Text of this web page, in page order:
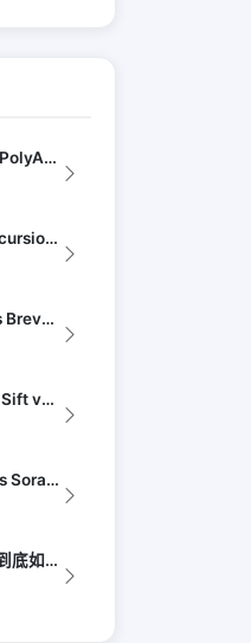
AI全渠道客服评测：Forethought vs PolyAI vs Ada（G...
AI药物发现最新进展：Insilico vs Recursion vs Isom...
AI邮件营销AI评测：Mailchimp AI vs Brevo AI vs K...
AI支付反欺诈评测：Stripe Radar vs Sift vs Signif...
AI视频生成2026最新评测：Gen-3 vs Sora vs Kling vs...
OpenAI o3评测：推理模型的实用性到底如何（Anil Dash）